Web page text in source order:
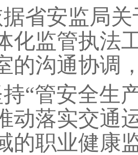
省安监局
化监管执法
的沟通协调
持“管安全生
动落实交通
的职业健康